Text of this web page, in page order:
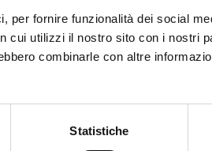
per fornire funzionalità dei social
cui utilizzi il nostro sito con i nostri
combinarle con altre
Statistiche